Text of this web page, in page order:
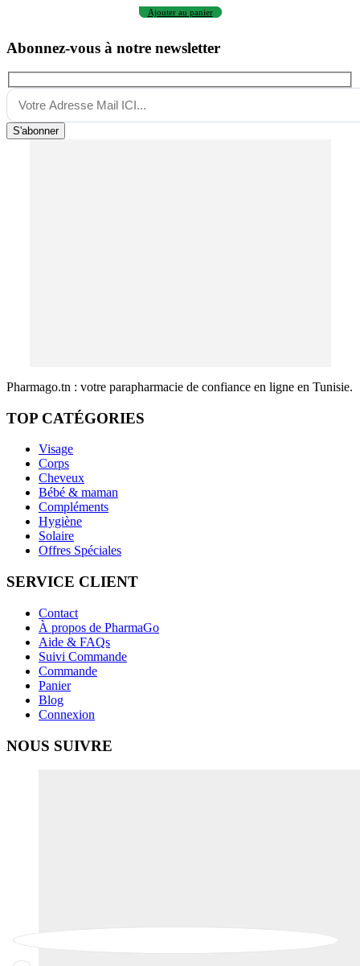
Ajouter au panier
Abonnez-vous à notre newsletter
S'abonner
Pharmago.tn : votre parapharmacie de confiance en ligne en Tunisie.
TOP CATÉGORIES
Visage
Corps
Cheveux
Bébé & maman
Compléments
Hygiène
Solaire
Offres Spéciales
SERVICE CLIENT
Contact
À propos de PharmaGo
Aide & FAQs
Suivi Commande
Commande
Panier
Blog
Connexion
NOUS SUIVRE